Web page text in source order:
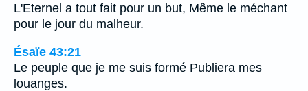
L'Eternel a tout fait pour un but, Même le méchant
pour le jour du malheur.
Ésaïe 43:21
Le peuple que je me suis formé Publiera mes
louanges.